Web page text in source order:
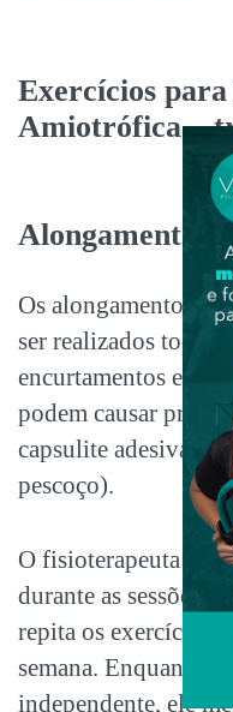
Exercícios
Amiotrófica –
Alongamento
Os alongamentos
ser realizados todos
encurtamentos e
podem causar
capsulite adesiva e
pescoço).
O fisioterapeuta
durante as sessões
repita os exercícios
semana. Enquanto o
independente, ele